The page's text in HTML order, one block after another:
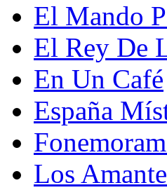
El Mando
El Rey De
En Un Café
España
Los